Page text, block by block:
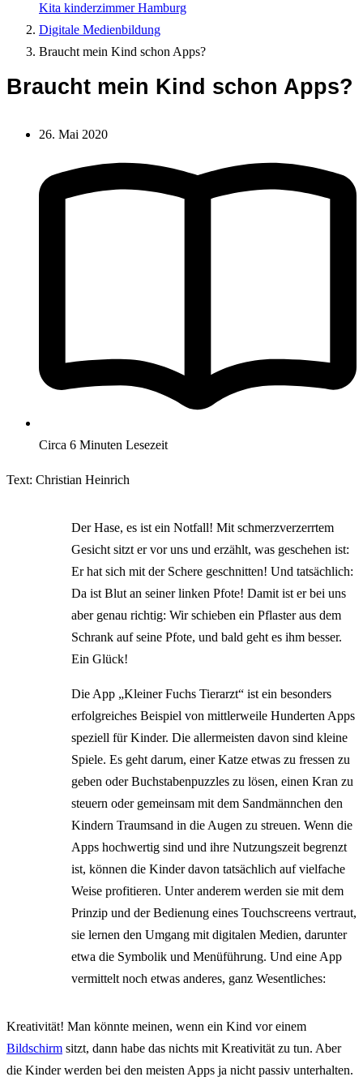
Kita kinderzimmer Hamburg
Digitale Medienbildung
Braucht mein Kind schon Apps?
Braucht mein Kind schon Apps?
26. Mai 2020
Circa 6 Minuten Lesezeit
Text: Christian Heinrich
Der Hase, es ist ein Notfall! Mit schmerzverzerrtem
Gesicht sitzt er vor uns und erzählt, was geschehen ist:
Er hat sich mit der Schere geschnitten! Und tatsächlich:
Da ist Blut an seiner linken Pfote! Damit ist er bei uns
aber genau richtig: Wir schieben ein Pflaster aus dem
Schrank auf seine Pfote, und bald geht es ihm besser.
Ein Glück!
Die App „Kleiner Fuchs Tierarzt“ ist ein besonders
erfolgreiches Beispiel von mittlerweile Hunderten Apps
speziell für Kinder. Die allermeisten davon sind kleine
Spiele. Es geht darum, einer Katze etwas zu fressen zu
geben oder Buchstabenpuzzles zu lösen, einen Kran zu
steuern oder gemeinsam mit dem Sandmännchen den
Kindern Traumsand in die Augen zu streuen. Wenn die
Apps hochwertig sind und ihre Nutzungszeit begrenzt
ist, können die Kinder davon tatsächlich auf vielfache
Weise profitieren. Unter anderem werden sie mit dem
Prinzip und der Bedienung eines Touchscreens vertraut,
sie lernen den Umgang mit digitalen Medien, darunter
etwa die Symbolik und Menüführung. Und eine App
vermittelt noch etwas anderes, ganz Wesentliches:
Kreativität! Man könnte meinen, wenn ein Kind vor einem
Bildschirm sitzt, dann habe das nichts mit Kreativität zu tun. Aber
die Kinder werden bei den meisten Apps ja nicht passiv unterhalten.